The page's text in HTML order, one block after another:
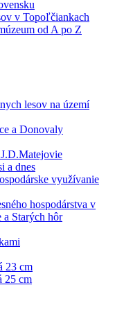
v Topoľčiankach
od A po Z
lesov na území
a Donovaly
a dnes
využívanie
hospodárstva v
Starých hôr
23 cm
25 cm